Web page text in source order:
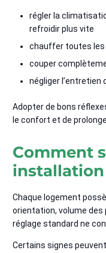
régler la
refroidir plus vite
chauffer toutes les
couper
négliger l’entretien
Adopter de bons
le confort et de
Comment
installation
Chaque logement
orientation, volume des
réglage standard ne
Certains signes